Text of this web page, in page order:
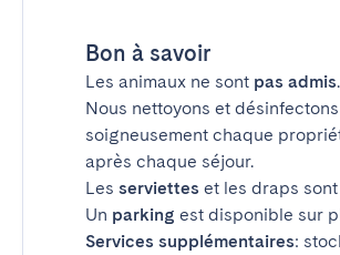
Bon à savoir
Les animaux ne sont pas admis.
Nous nettoyons et désinfectons
soigneusement chaque
après chaque séjour.
Les serviettes et les draps
Un parking est disponible sur
Services supplémentaires: